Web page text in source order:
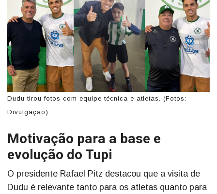
Dudu tirou fotos com equipe técnica e atletas. (Fotos:
Divulgação)
Motivação para a base e
evolução do Tupi
O presidente Rafael Pitz destacou que a visita de
Dudu é relevante tanto para os atletas quanto para